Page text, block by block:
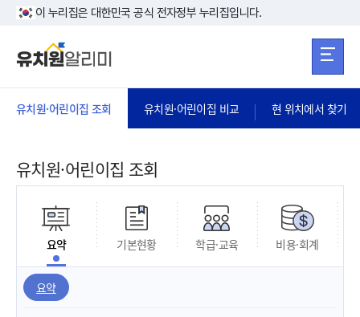
본문 바로가기
이 누리집은 대한민국 공식 전자정부 누리집입니다.
유치원·어린이집 조회 유치원·어린이집 비교 현 위치에서 찾기
유치원·어린이집 조회
요약 기본현황 학급·교육 비용·회계
요약